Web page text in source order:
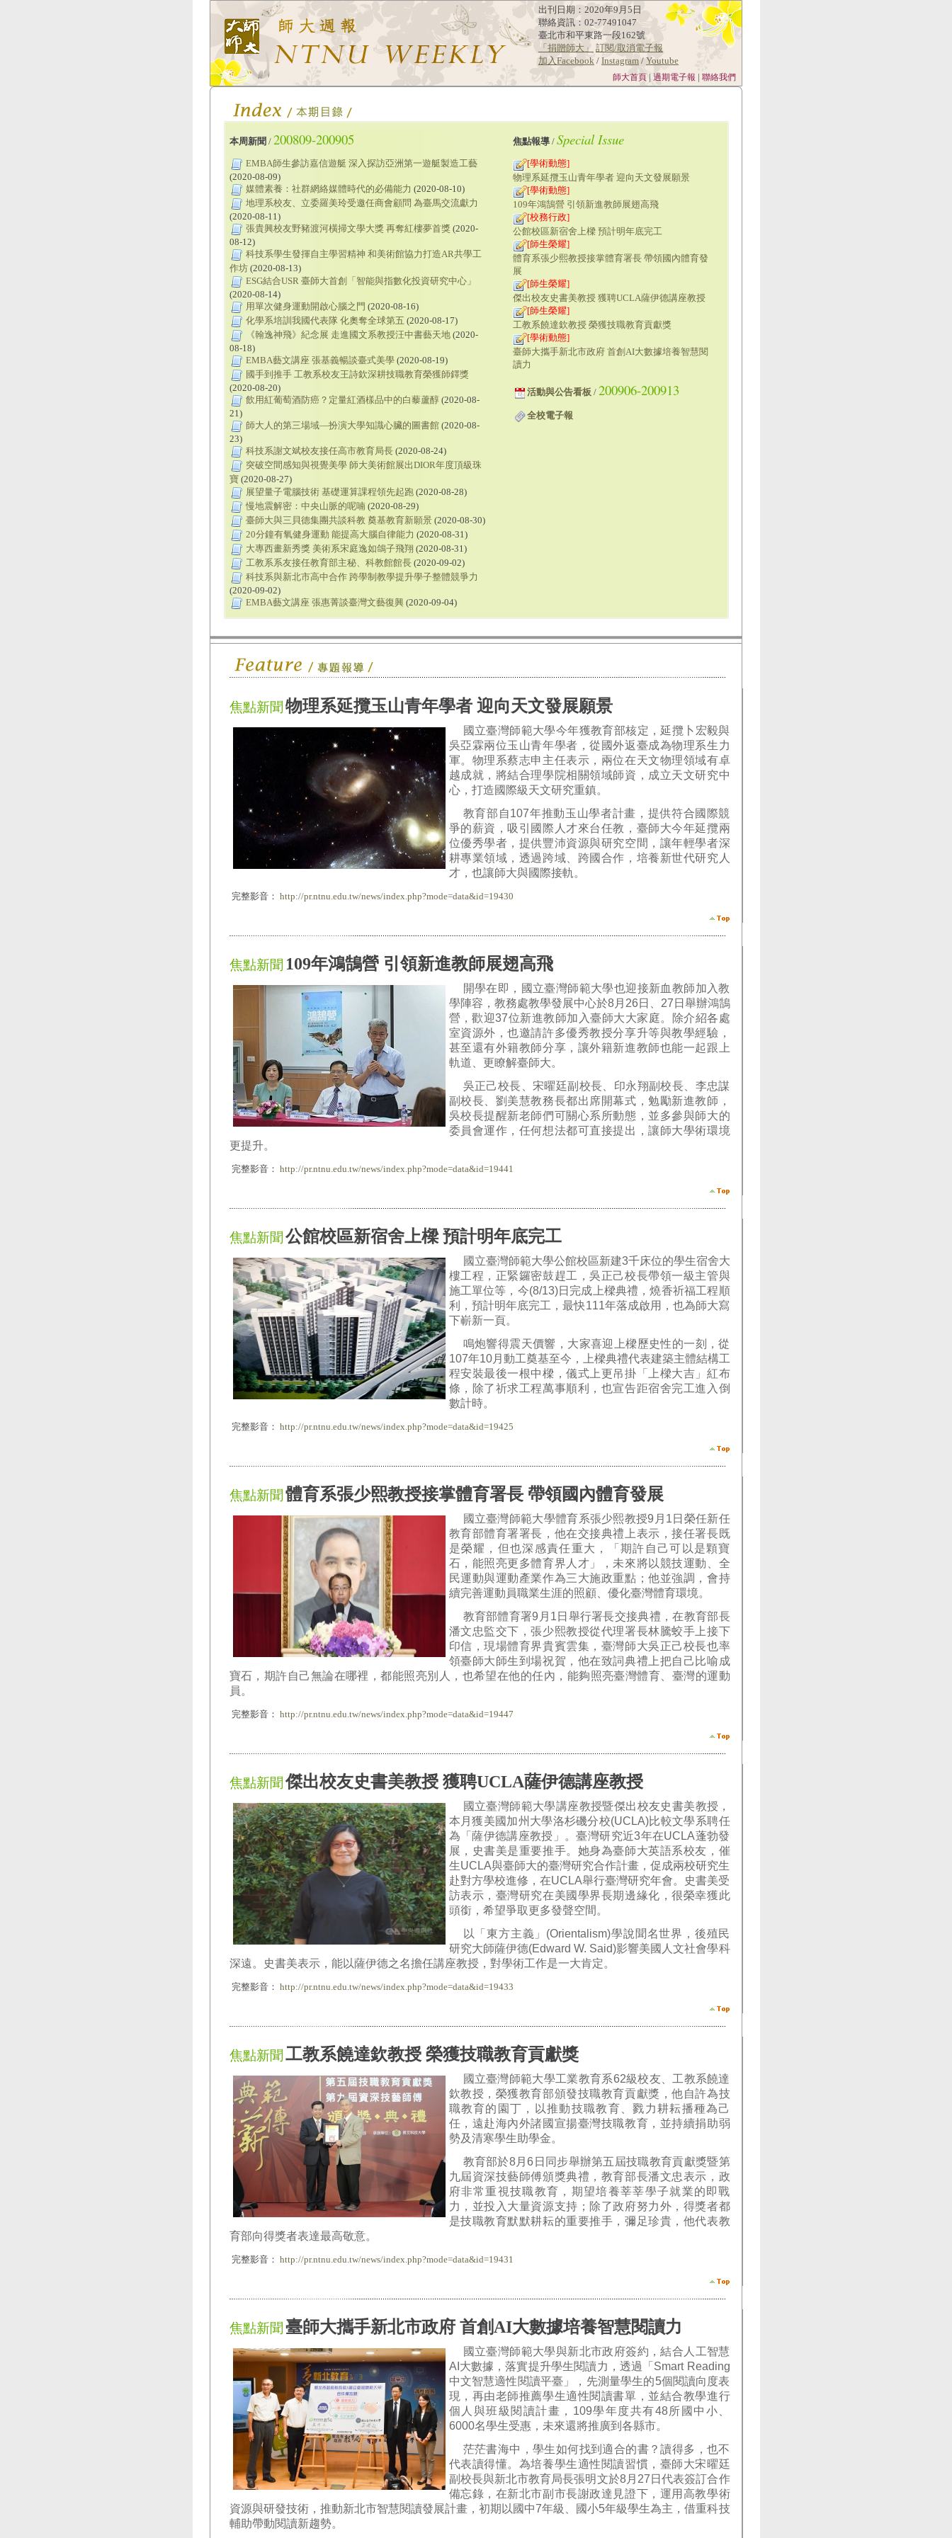
出刊日期：2020年9月5日
聯絡資訊：02-77491047
臺北市和平東路一段162號
「捐贈師大」
訂閱/取消電子報
加入Facebook / Instagram / Youtube
師大首頁 | 過期電子報 | 聯絡我們
本周新聞 / 200809-200905
EMBA師生參訪嘉信遊艇 深入探訪亞洲第一遊艇製造工藝
(2020-08-09)
媒體素養：社群網絡媒體時代的必備能力 (2020-08-10)
地理系校友、立委羅美玲受邀任商會顧問 為臺馬交流獻力
(2020-08-11)
張貴興校友野豬渡河橫掃文學大獎 再奪紅樓夢首獎 (2020-
08-12)
科技系學生發揮自主學習精神 和美術館協力打造AR共學工
作坊 (2020-08-13)
ESG結合USR 臺師大首創「智能與指數化投資研究中心」
(2020-08-14)
用單次健身運動開啟心腦之門 (2020-08-16)
化學系培訓我國代表隊 化奧奪全球第五 (2020-08-17)
《翰逸神飛》紀念展 走進國文系教授汪中書藝天地 (2020-
08-18)
EMBA藝文講座 張基義暢談臺式美學 (2020-08-19)
國手到推手 工教系校友王詩欽深耕技職教育榮獲師鐸獎
(2020-08-20)
飲用紅葡萄酒防癌？定量紅酒樣品中的白藜蘆醇 (2020-08-
21)
師大人的第三場域—扮演大學知識心臟的圖書館 (2020-08-
23)
科技系謝文斌校友接任高市教育局長 (2020-08-24)
突破空間感知與視覺美學 師大美術館展出DIOR年度頂級珠
寶 (2020-08-27)
展望量子電腦技術 基礎運算課程領先起跑 (2020-08-28)
慢地震解密：中央山脈的呢喃 (2020-08-29)
臺師大與三貝德集團共談科教 奠基教育新願景 (2020-08-30)
20分鐘有氧健身運動 能提高大腦自律能力 (2020-08-31)
大專西畫新秀獎 美術系宋庭逸如鴿子飛翔 (2020-08-31)
工教系系友接任教育部主秘、科教館館長 (2020-09-02)
科技系與新北市高中合作 跨學制教學提升學子整體競爭力
(2020-09-02)
EMBA藝文講座 張惠菁談臺灣文藝復興 (2020-09-04)
焦點報導 / Special Issue
[學術動態]
物理系延攬玉山青年學者 迎向天文發展願景
[學術動態]
109年鴻鵠營 引領新進教師展翅高飛
[校務行政]
公館校區新宿舍上樑 預計明年底完工
[師生榮耀]
體育系張少熙教授接掌體育署長 帶領國內體育發
展
[師生榮耀]
傑出校友史書美教授 獲聘UCLA薩伊德講座教授
[師生榮耀]
工教系饒達欽教授 榮獲技職教育貢獻獎
[學術動態]
臺師大攜手新北市政府 首創AI大數據培養智慧閱
讀力
活動與公告看板 / 200906-200913
全校電子報
焦點新聞物理系延攬玉山青年學者 迎向天文發展願景
國立臺灣師範大學今年獲教育部核定，延攬卜宏毅與
吳亞霖兩位玉山青年學者，從國外返臺成為物理系生力
軍。物理系蔡志申主任表示，兩位在天文物理領域有卓
越成就，將結合理學院相關領域師資，成立天文研究中
心，打造國際級天文研究重鎮。
教育部自107年推動玉山學者計畫，提供符合國際競
爭的薪資，吸引國際人才來台任教，臺師大今年延攬兩
位優秀學者，提供豐沛資源與研究空間，讓年輕學者深
耕專業領域，透過跨域、跨國合作，培養新世代研究人
才，也讓師大與國際接軌。
完整影音： http://pr.ntnu.edu.tw/news/index.php?mode=data&id=19430
焦點新聞 109年鴻鵠營 引領新進教師展翅高飛
開學在即，國立臺灣師範大學也迎接新血教師加入教
學陣容，教務處教學發展中心於8月26日、27日舉辦鴻鵠
營，歡迎37位新進教師加入臺師大大家庭。除介紹各處
室資源外，也邀請許多優秀教授分享升等與教學經驗，
甚至還有外籍教師分享，讓外籍新進教師也能一起跟上
軌道、更瞭解臺師大。
吳正己校長、宋曜廷副校長、印永翔副校長、李忠謀
副校長、劉美慧教務長都出席開幕式，勉勵新進教師，
吳校長提醒新老師們可關心系所動態，並多參與師大的
委員會運作，任何想法都可直接提出，讓師大學術環境
更提升。
完整影音： http://pr.ntnu.edu.tw/news/index.php?mode=data&id=19441
焦點新聞公館校區新宿舍上樑 預計明年底完工
國立臺灣師範大學公館校區新建3千床位的學生宿舍大
樓工程，正緊鑼密鼓趕工，吳正己校長帶領一級主管與
施工單位等，今(8/13)日完成上樑典禮，燒香祈福工程順
利，預計明年底完工，最快111年落成啟用，也為師大寫
下嶄新一頁。
鳴炮響得震天價響，大家喜迎上樑歷史性的一刻，從
107年10月動工奠基至今，上樑典禮代表建築主體結構工
程安裝最後一根中樑，儀式上更吊掛「上樑大吉」紅布
條，除了祈求工程萬事順利，也宣告距宿舍完工進入倒
數計時。
完整影音： http://pr.ntnu.edu.tw/news/index.php?mode=data&id=19425
焦點新聞體育系張少熙教授接掌體育署長 帶領國內體育發展
國立臺灣師範大學體育系張少熙教授9月1日榮任新任
教育部體育署署長，他在交接典禮上表示，接任署長既
是榮耀，但也深感責任重大，「期許自己可以是顆寶
石，能照亮更多體育界人才」，未來將以競技運動、全
民運動與運動產業作為三大施政重點；他並強調，會持
續完善運動員職業生涯的照顧、優化臺灣體育環境。
教育部體育署9月1日舉行署長交接典禮，在教育部長
潘文忠監交下，張少熙教授從代理署長林騰蛟手上接下
印信，現場體育界貴賓雲集，臺灣師大吳正己校長也率
領臺師大師生到場祝賀，他在致詞典禮上把自己比喻成
寶石，期許自己無論在哪裡，都能照亮別人，也希望在他的任內，能夠照亮臺灣體育、臺灣的運動
員。
完整影音： http://pr.ntnu.edu.tw/news/index.php?mode=data&id=19447
焦點新聞傑出校友史書美教授 獲聘UCLA薩伊德講座教授
國立臺灣師範大學講座教授暨傑出校友史書美教授，
本月獲美國加州大學洛杉磯分校(UCLA)比較文學系聘任
為「薩伊德講座教授」。臺灣研究近3年在UCLA蓬勃發
展，史書美是重要推手。她身為臺師大英語系校友，催
生UCLA與臺師大的臺灣研究合作計畫，促成兩校研究生
赴對方學校進修，在UCLA舉行臺灣研究年會。史書美受
訪表示，臺灣研究在美國學界長期邊緣化，很榮幸獲此
頭銜，希望爭取更多發聲空間。
以「東方主義」(Orientalism)學說聞名世界，後殖民
研究大師薩伊德(Edward W. Said)影響美國人文社會學科
深遠。史書美表示，能以薩伊德之名擔任講座教授，對學術工作是一大肯定。
完整影音： http://pr.ntnu.edu.tw/news/index.php?mode=data&id=19433
焦點新聞工教系饒達欽教授 榮獲技職教育貢獻獎
國立臺灣師範大學工業教育系62級校友、工教系饒達
欽教授，榮獲教育部頒發技職教育貢獻獎，他自許為技
職教育的園丁，以推動技職教育、戮力耕耘播種為己
任，遠赴海內外諸國宣揚臺灣技職教育，並持續捐助弱
勢及清寒學生助學金。
教育部於8月6日同步舉辦第五屆技職教育貢獻獎暨第
九屆資深技藝師傅頒獎典禮，教育部長潘文忠表示，政
府非常重視技職教育，期望培養莘莘學子就業的即戰
力，並投入大量資源支持；除了政府努力外，得獎者都
是技職教育默默耕耘的重要推手，彌足珍貴，他代表教
育部向得獎者表達最高敬意。
完整影音： http://pr.ntnu.edu.tw/news/index.php?mode=data&id=19431
焦點新聞臺師大攜手新北市政府 首創AI大數據培養智慧閱讀力
國立臺灣師範大學與新北市政府簽約，結合人工智慧
AI大數據，落實提升學生閱讀力，透過「Smart Reading
中文智慧適性閱讀平臺」，先測量學生的5個閱讀向度表
現，再由老師推薦學生適性閱讀書單，並結合教學進行
個人與班級閱讀計畫，109學年度共有48所國中小、
6000名學生受惠，未來還將推廣到各縣市。
茫茫書海中，學生如何找到適合的書？讀得多，也不
代表讀得懂。為培養學生適性閱讀習慣，臺師大宋曜廷
副校長與新北市教育局長張明文於8月27日代表簽訂合作
備忘錄，在新北市副市長謝政達見證下，運用高教學術
資源與研發技術，推動新北市智慧閱讀發展計畫，初期以國中7年級、國小5年級學生為主，借重科技
輔助帶動閱讀新趨勢。